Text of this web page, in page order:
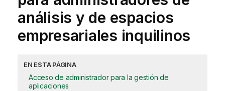
análisis y de espacios
empresariales inquilinos
EN ESTA PÁGINA
Acceso de administrador para la gestión de
aplicaciones